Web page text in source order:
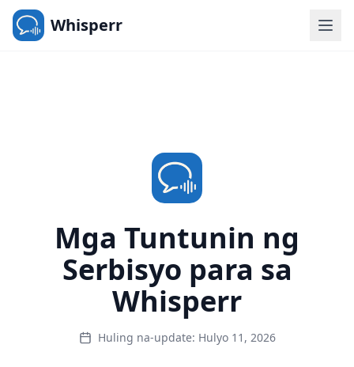
Whisperr
Mga Tuntunin ng
Serbisyo para sa
Whisperr
Huling na-update: Hulyo 11, 2026